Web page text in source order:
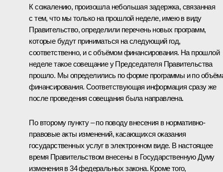
К сожалению, произошла небольшая задержка, связанная
с тем, что мы только на прошлой неделе, имею в виду
Правительство, определили перечень новых программ,
которые будут приниматься на следующий год,
соответственно, и с объёмом финансирования. На прошлой
неделе такое совещание у Председателя Правительства
прошло. Мы определились по форме программы и по
финансирования. Соответствующая информация сразу же
после проведения совещания была направлена.
По второму пункту – по поводу внесения в нормативно-
правовые акты изменений, касающихся оказания
государственных услуг в электронном виде. В настоящее
время Правительством внесены в Государственную Думу
изменения в 34 федеральных закона. Кроме того,